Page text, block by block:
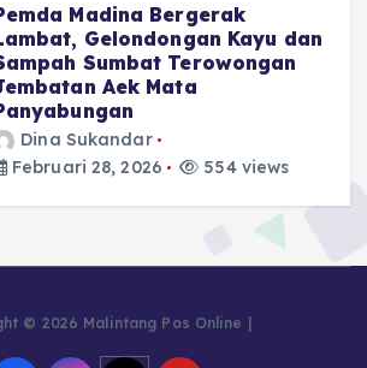
Madina Bergerak
Gelondongan Kayu dan
Sumbat Terowongan
Aek Mata
Dina Sukandar
Februari 28, 2026
554 views
© 2026 Malintang Pos Online |